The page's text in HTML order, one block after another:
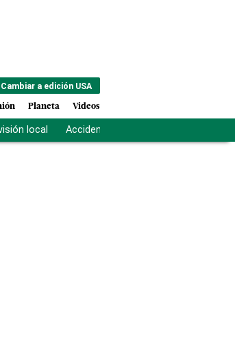
Cambiar a edición USA
Planeta Videos
local Accidente Los Ríos